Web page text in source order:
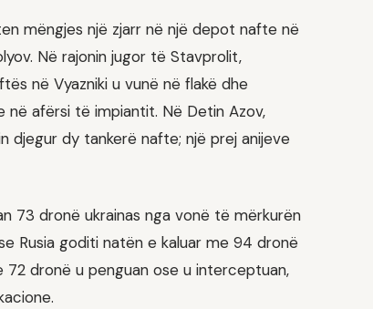
mëngjes një zjarr në një depot nafte në
Në rajonin jugor të Stavprolit,
në Vyazniki u vunë në flakë dhe
afërsi të impiantit. Në Detin Azov,
djegur dy tankerë nafte; një prej anijeve
73 dronë ukrainas nga vonë të mërkurën
Rusia goditi natën e kaluar me 94 dronë
dronë u penguan ose u interceptuan,